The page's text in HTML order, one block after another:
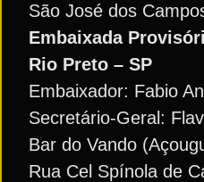
São José dos
Embaixada
Rio Preto – SP
Embaixador: Fabio
Secretário-Geral:
Bar do Vando
Rua Cel Spínola de